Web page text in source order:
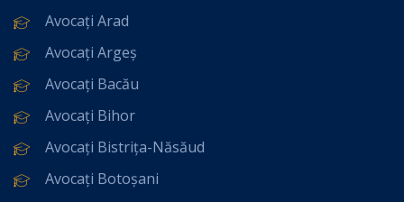
Avocați Arad
Avocați Argeș
Avocați Bacău
Avocați Bihor
Avocați Bistrița-Năsăud
Avocați Botoșani